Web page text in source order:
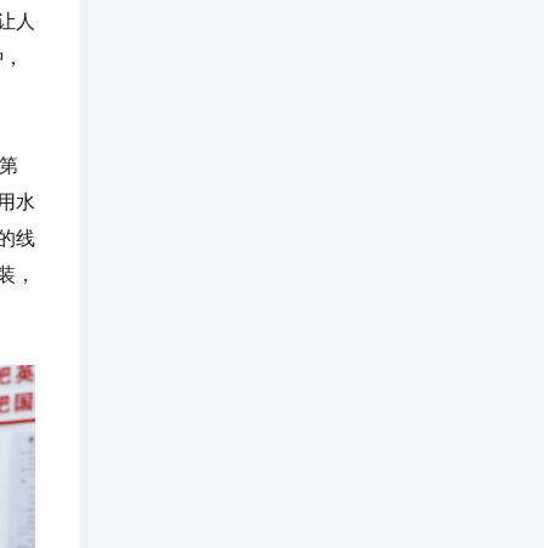
人
水
线
，